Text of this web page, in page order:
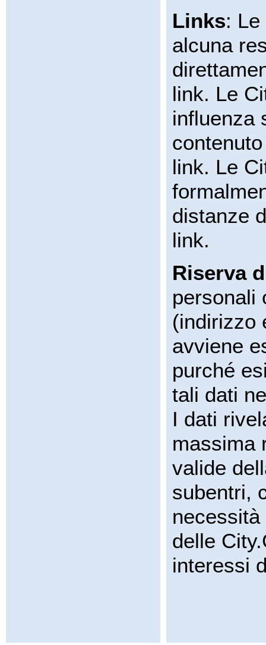
Links:
alcuna
link. Le
influenza
link. Le
distanze
link.
Riserva
personali
(indirizzo
avviene
purché
tali dati
I dati
massima
valide
subentri,
delle
interessi